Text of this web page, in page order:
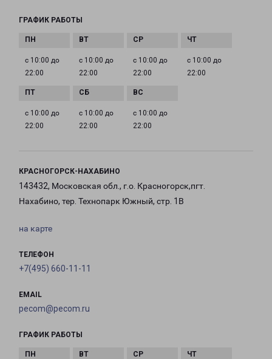
ГРАФИК РАБОТЫ
с 10:00 до
22:00
с 10:00 до
22:00
с 10:00 до
22:00
с 10:00 до
22:00
с 10:00 до
22:00
с 10:00 до
22:00
с 10:00 до
22:00
КРАСНОГОРСК-НАХАБИНО
143432, Московская обл., г.о. Красногорск,пгт.
Нахабино, тер. Технопарк Южный, стр. 1В
на карте
ТЕЛЕФОН
+7(495) 660-11-11
EMAIL
pecom@pecom.ru
ГРАФИК РАБОТЫ